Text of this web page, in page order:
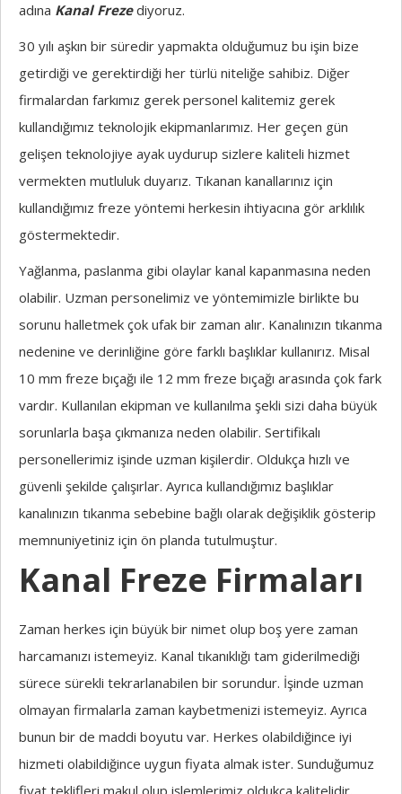
adına Kanal Frezediyoruz.
30 yılı aşkın bir süredir yapmakta olduğumuz bu işin bize
getirdiği ve gerektirdiği her türlü niteliğe sahibiz. Diğer
firmalardan farkımız gerek personel kalitemiz gerek
kullandığımız teknolojik ekipmanlarımız. Her geçen gün
gelişen teknolojiye ayak uydurup sizlere kaliteli hizmet
vermekten mutluluk duyarız. Tıkanan kanallarınız için
kullandığımız freze yöntemi herkesin ihtiyacına gör arklılık
göstermektedir.
Yağlanma, paslanma gibi olaylar kanal kapanmasına neden
olabilir. Uzman personelimiz ve yöntemimizle birlikte bu
sorunu halletmek çok ufak bir zaman alır. Kanalınızın tıkanma
nedenine ve derinliğine göre farklı başlıklar kullanırız. Misal
10 mm freze bıçağı ile 12 mm freze bıçağı arasında çok fark
vardır. Kullanılan ekipman ve kullanılma şekli sizi daha büyük
sorunlarla başa çıkmanıza neden olabilir. Sertifikalı
personellerimiz işinde uzman kişilerdir. Oldukça hızlı ve
güvenli şekilde çalışırlar. Ayrıca kullandığımız başlıklar
kanalınızın tıkanma sebebine bağlı olarak değişiklik gösterip
memnuniyetiniz için ön planda tutulmuştur.
Kanal Freze Firmaları
Zaman herkes için büyük bir nimet olup boş yere zaman
harcamanızı istemeyiz. Kanal tıkanıklığı tam giderilmediği
sürece sürekli tekrarlanabilen bir sorundur. İşinde uzman
olmayan firmalarla zaman kaybetmenizi istemeyiz. Ayrıca
bunun bir de maddi boyutu var. Herkes olabildiğince iyi
hizmeti olabildiğince uygun fiyata almak ister. Sunduğumuz
fiyat teklifleri makul olup işlemlerimiz oldukça kalitelidir.